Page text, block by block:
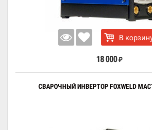
В
18 000 ₽
СВАРОЧНЫЙ ИНВЕРТОР FOXWELD